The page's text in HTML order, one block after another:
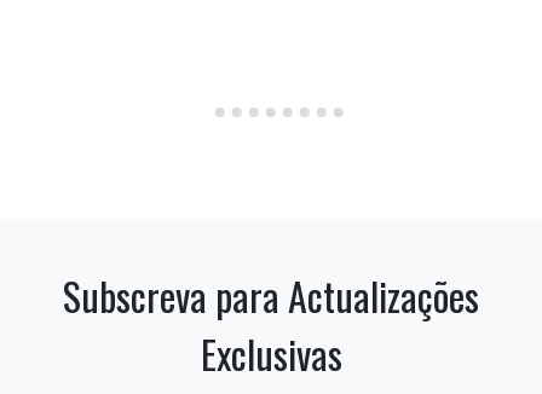
Subscreva para Actualizações
Exclusivas